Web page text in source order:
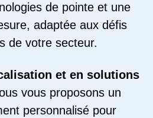
de pointe et une
adaptée aux défis
de votre secteur.
et en solutions
vous proposons un
personnalisé pour